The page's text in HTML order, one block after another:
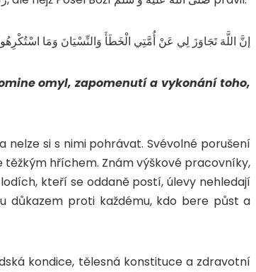
إنَّ اللَّهَ تَجَاوَزَ لِي عَنْ أُمَّتِي الْخَطَأَ وَالنِّسْيَانَ وَمَا
omyl, zapomenutí a vykonání toho,
nelze si s nimi pohrávat. Svévolné porušení
hříchem. Znám výškové pracovníky,
kteří se oddaně postí, úlevy nehledají
důkazem proti každému, kdo bere půst a
kondice, tělesná konstituce a zdravotní